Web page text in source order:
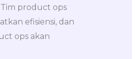
product ops
efisiensi, dan
ops akan